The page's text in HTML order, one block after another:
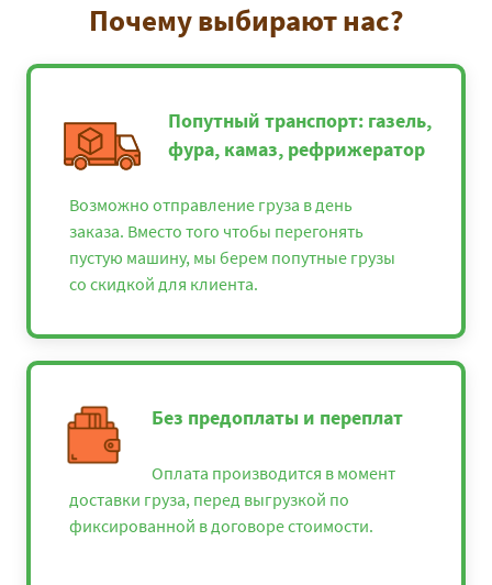
Почему выбирают нас?
Попутный транспорт: газель,
фура, камаз, рефрижератор
Возможно отправление груза в день
заказа. Вместо того чтобы перегонять
пустую машину, мы берем попутные грузы
со скидкой для клиента.
Без предоплаты и переплат
Оплата производится в момент
доставки груза, перед выгрузкой по
фиксированной в договоре стоимости.